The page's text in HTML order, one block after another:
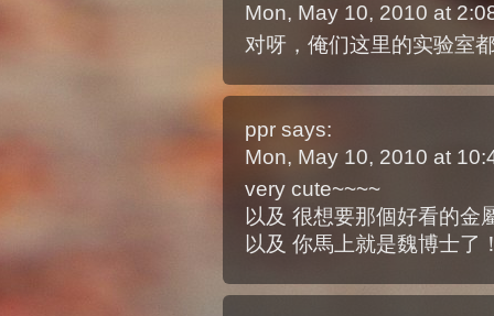
Mon, May 10, 2010 at
对呀，俺们这里的实验室
ppr says:
Mon, May 10, 2010 at
very cute~~~~
以及 很想要那個好看的金
以及 你馬上就是魏博士了